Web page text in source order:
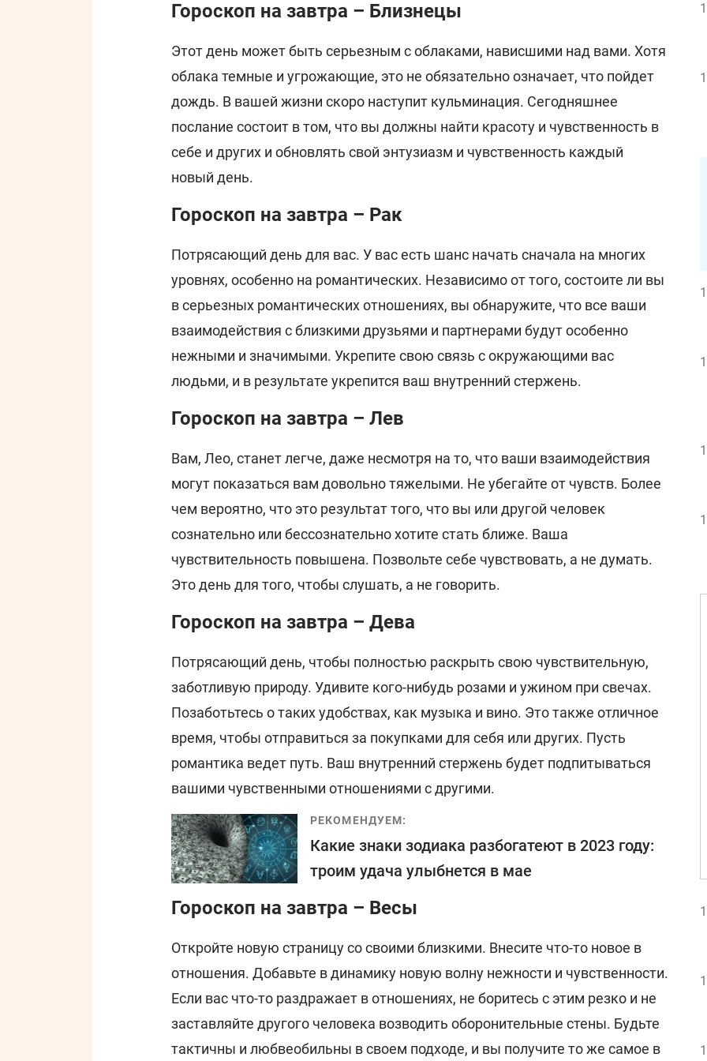
Гороскоп на завтра – Близнецы
Этот день может быть серьезным с облаками, нависшими над вами. Хотя
облака темные и угрожающие, это не обязательно означает, что пойдет
дождь. В вашей жизни скоро наступит кульминация. Сегодняшнее
послание состоит в том, что вы должны найти красоту и чувственность в
себе и других и обновлять свой энтузиазм и чувственность каждый
новый день.
Гороскоп на завтра – Рак
Потрясающий день для вас. У вас есть шанс начать сначала на многих
уровнях, особенно на романтических. Независимо от того, состоите ли вы
в серьезных романтических отношениях, вы обнаружите, что все ваши
взаимодействия с близкими друзьями и партнерами будут особенно
нежными и значимыми. Укрепите свою связь с окружающими вас
людьми, и в результате укрепится ваш внутренний стержень.
Гороскоп на завтра – Лев
Вам, Лео, станет легче, даже несмотря на то, что ваши взаимодействия
могут показаться вам довольно тяжелыми. Не убегайте от чувств. Более
чем вероятно, что это результат того, что вы или другой человек
сознательно или бессознательно хотите стать ближе. Ваша
чувствительность повышена. Позвольте себе чувствовать, а не думать.
Это день для того, чтобы слушать, а не говорить.
Гороскоп на завтра – Дева
Потрясающий день, чтобы полностью раскрыть свою чувствительную,
заботливую природу. Удивите кого-нибудь розами и ужином при свечах.
Позаботьтесь о таких удобствах, как музыка и вино. Это также отличное
время, чтобы отправиться за покупками для себя или других. Пусть
романтика ведет путь. Ваш внутренний стержень будет подпитываться
вашими чувственными отношениями с другими.
РЕКОМЕНДУЕМ:
Какие знаки зодиака разбогатеют в 2023 году:
троим удача улыбнется в мае
Гороскоп на завтра – Весы
Откройте новую страницу со своими близкими. Внесите что-то новое в
отношения. Добавьте в динамику новую волну нежности и чувственности.
Если вас что-то раздражает в отношениях, не боритесь с этим резко и не
заставляйте другого человека возводить оборонительные стены. Будьте
тактичны и любвеобильны в своем подходе, и вы получите то же самое в